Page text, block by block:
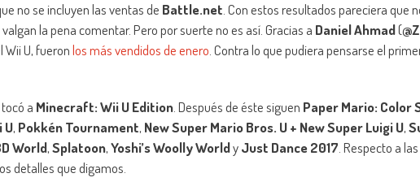
no se incluyen las ventas de Battle.net. Con estos resultados pareciera que
la pena comentar. Pero por suerte no es así. Gracias a Daniel Ahmad(
Wii U, fueronlos más vendidos de enero. Contra lo que pudiera pensarse el
a Minecraft: Wii U Edition. Después de éste siguen Paper Mario: Color
U, Pokkén Tournament, New Super Mario Bros. U + New Super Luigi U,
World,Splatoon,Yoshi’s Woolly WorldyJust Dance 2017. Respecto a
detalles que digamos.